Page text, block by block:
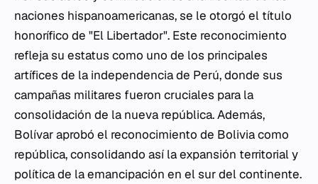
naciones hispanoamericanas, se le otorgó el título
honorífico de "El Libertador". Este reconocimiento
refleja su estatus como uno de los principales
artífices de la independencia de Perú, donde sus
campañas militares fueron cruciales para la
consolidación de la nueva república. Además,
Bolívar aprobó el reconocimiento de Bolivia como
república, consolidando así la expansión territorial y
política de la emancipación en el sur del continente.